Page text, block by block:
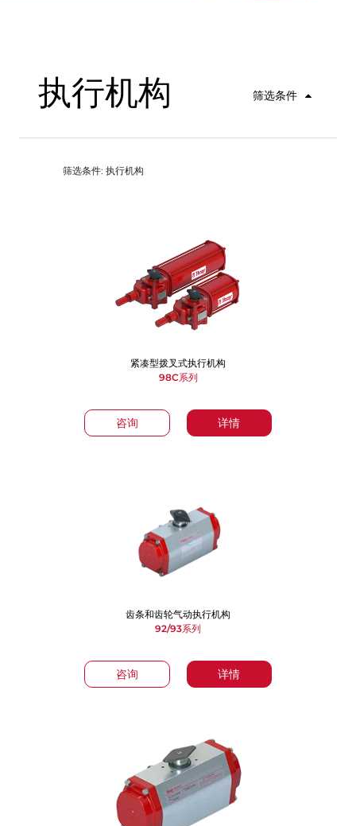
执行机构 筛选条件
筛选条件: 执行机构
咨询 详情
紧凑型拨叉式执行机构
98C系列
咨询 详情
齿条和齿轮气动执行机构
92/93系列